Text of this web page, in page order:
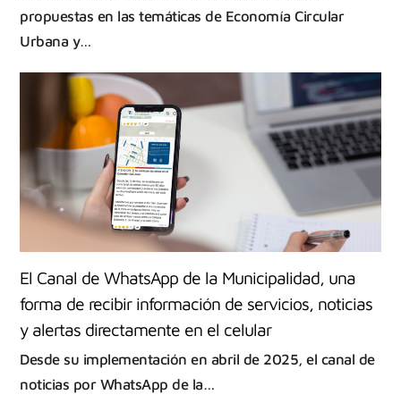
propuestas en las temáticas de Economía Circular
Urbana y…
El Canal de WhatsApp de la Municipalidad, una
forma de recibir información de servicios, noticias
y alertas directamente en el celular
Desde su implementación en abril de 2025, el canal de
noticias por WhatsApp de la…